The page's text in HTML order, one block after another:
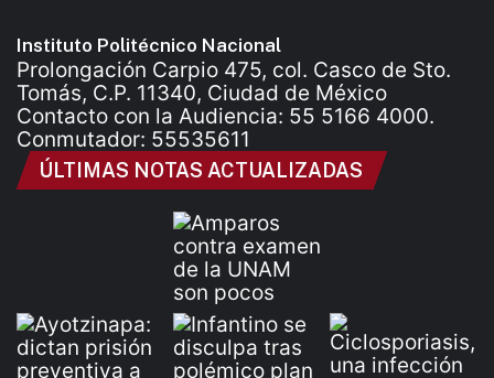
Instituto Politécnico Nacional
Prolongación Carpio 475, col. Casco de Sto.
Tomás, C.P. 11340, Ciudad de México
Contacto con la Audiencia: 55 5166 4000.
Conmutador: 55535611
ÚLTIMAS NOTAS ACTUALIZADAS